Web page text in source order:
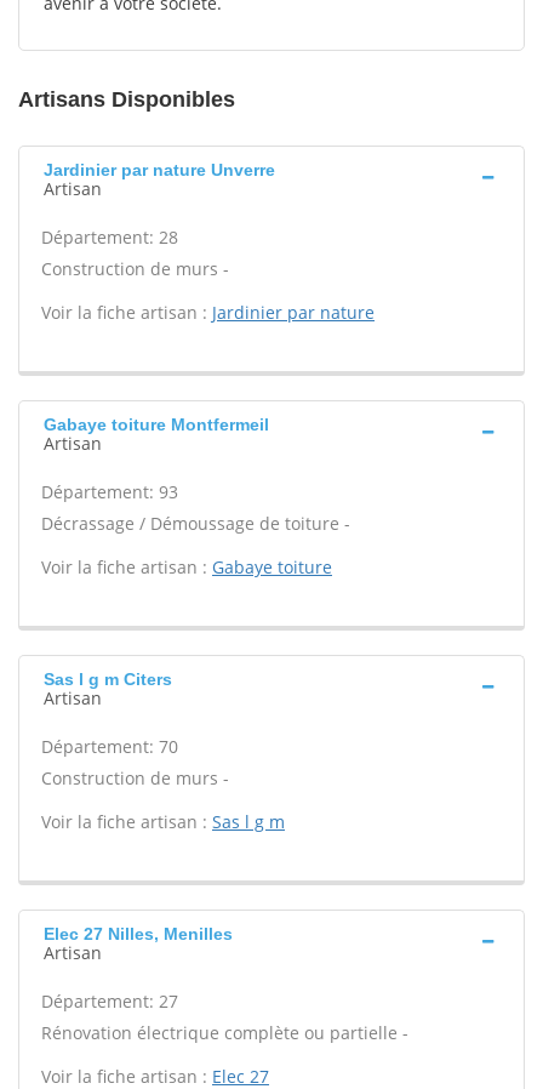
Artisans Disponibles
Jardinier par nature Unverre
Artisan
Département: 28
Construction de murs -
Voir la fiche artisan : Jardinier par nature
Gabaye toiture Montfermeil
Artisan
Département: 93
Décrassage / Démoussage de toiture -
Voir la fiche artisan : Gabaye toiture
Sas l g m Citers
Artisan
Département: 70
Construction de murs -
Voir la fiche artisan : Sas l g m
Elec 27 Nilles, Menilles
Artisan
Département: 27
Rénovation électrique complète ou partielle -
Voir la fiche artisan : Elec 27